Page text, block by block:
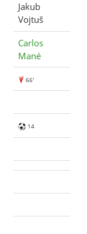
Jakub
Vojtuš
Carlos
Mané
66'
14